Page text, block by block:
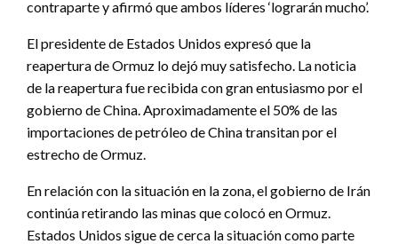
contraparte y afirmó que ambos líderes ‘lograrán mucho’.
El presidente de Estados Unidos expresó que la
reapertura de Ormuz lo dejó muy satisfecho. La noticia
de la reapertura fue recibida con gran entusiasmo por el
gobierno de China. Aproximadamente el 50% de las
importaciones de petróleo de China transitan por el
estrecho de Ormuz.
En relación con la situación en la zona, el gobierno de Irán
continúa retirando las minas que colocó en Ormuz.
Estados Unidos sigue de cerca la situación como parte